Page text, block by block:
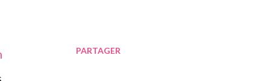
PARTAGER